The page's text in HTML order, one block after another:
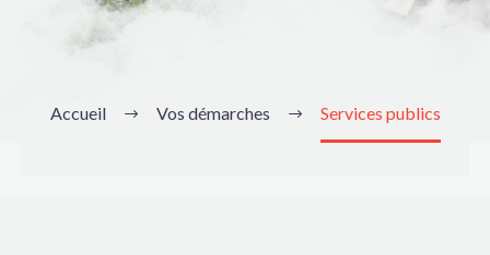
Accueil Vos démarches Services publics